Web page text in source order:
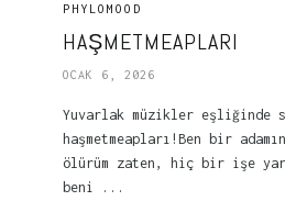
PHYLOMOOD
HAŞMETMEAPLARI
OCAK 6, 2026
Yuvarlak müzikler eşliğinde
haşmetmeapları!Ben bir
ölürüm zaten, hiç bir işe
beni ...